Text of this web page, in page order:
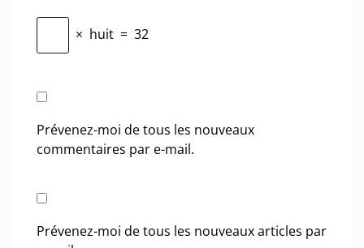
× huit = 32
Prévenez-moi de tous les nouveaux
commentaires par e-mail.
Prévenez-moi de tous les nouveaux articles par